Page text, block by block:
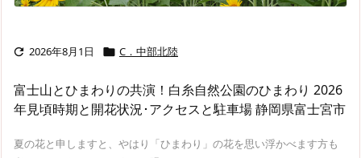
 2026年8月1日  C．中部北陸
富士山とひまわりの共演！白糸自然公園のひまわり 2026
年見頃時期と開花状況･アクセスと駐車場 静岡県富士宮市
夏の花と申しますと、やはり「ひまわり」の花を思い浮かべます方も